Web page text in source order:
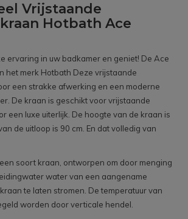
Vrijstaande
Hotbath Ace
ervaring in uw badkamer en geniet! De Ace
het merk Hotbath Deze vrijstaande
een strakke afwerking en een moderne
De kraan is geschikt voor vrijstaande
een luxe uiterlijk. De hoogte van de kraan is
de uitloop is 90 cm. En dat volledig van
soort kraan, ontworpen om door menging
water van een aangename
te laten stromen. De temperatuur van
worden door verticale hendel.